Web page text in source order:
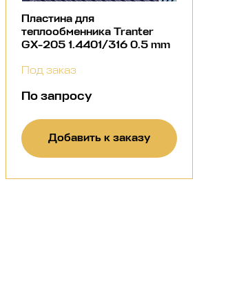
Пластина для
теплообменника Tranter
GX-205 1.4401/316 0.5 mm
Под заказ
По запросу
Добавить к заказу